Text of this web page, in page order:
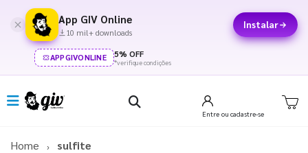
App GIV Online
10 mil+ downloads
Instalar
APPGIVONLINE 5% OFF
*verifique condições
Entre ou cadastre-se
Home sulfite